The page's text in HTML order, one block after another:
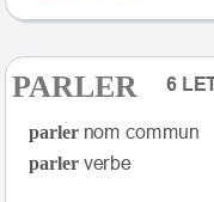
PARLER
parler
parler